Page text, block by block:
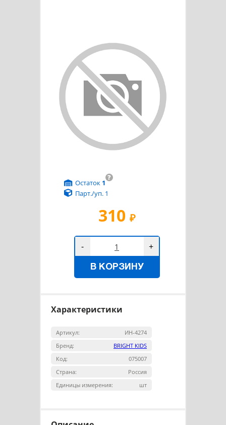
310 ₽
?
Остаток 1
Парт./уп. 1
- +
В КОРЗИНУ
Характеристики
Артикул:
ИН-4274
Бренд:
BRIGHT KIDS
Код:
075007
Страна:
Россия
Единицы измерения:
шт